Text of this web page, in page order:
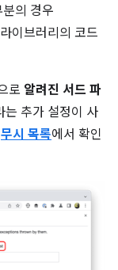
의 경우
이브러리의 코드
로 알려진 서드 파
는 추가 설정이 사
무시 목록에서 확인